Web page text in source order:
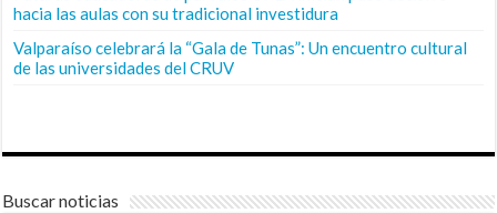
hacia las aulas con su tradicional investidura
Valparaíso celebrará la “Gala de Tunas”: Un encuentro cultural
de las universidades del CRUV
Buscar noticias